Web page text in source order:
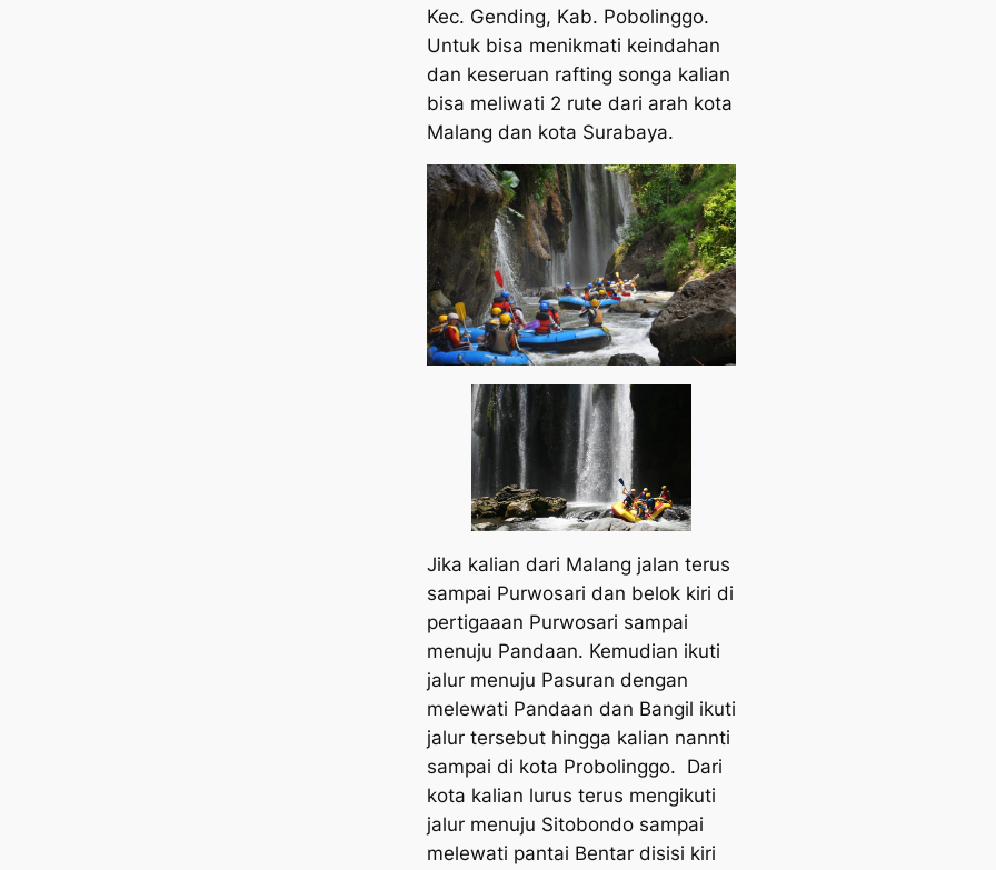
Kec. Gending, Kab. Pobolinggo.
Untuk bisa menikmati keindahan
dan keseruan rafting songa kalian
bisa meliwati 2 rute dari arah kota
Malang dan kota Surabaya.
Jika kalian dari Malang jalan terus
sampai Purwosari dan belok kiri di
pertigaaan Purwosari sampai
menuju Pandaan. Kemudian ikuti
jalur menuju Pasuran dengan
melewati Pandaan dan Bangil ikuti
jalur tersebut hingga kalian nannti
sampai di kota Probolinggo. Dari
kota kalian lurus terus mengikuti
jalur menuju Sitobondo sampai
melewati pantai Bentar disisi kiri